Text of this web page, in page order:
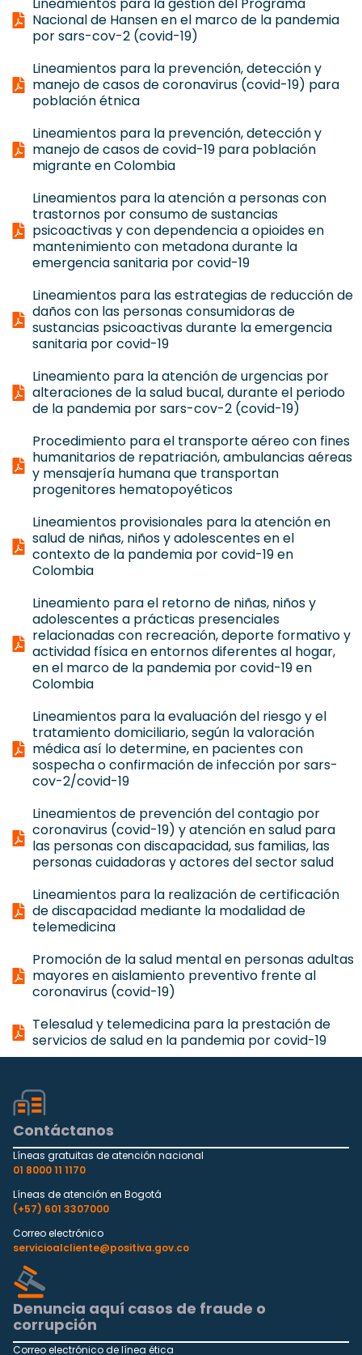
Nacional de Hansen en el marco de la pandemia
por sars-cov-2 (covid-19)
Lineamientos para la prevención, detección y
manejo de casos de coronavirus (covid-19) para
población étnica
Lineamientos para la prevención, detección y
manejo de casos de covid-19 para población
migrante en Colombia
Lineamientos para la atención a personas con
trastornos por consumo de sustancias
psicoactivas y con dependencia a opioides en
mantenimiento con metadona durante la
emergencia sanitaria por covid-19
Lineamientos para las estrategias de reducción de
daños con las personas consumidoras de
sustancias psicoactivas durante la emergencia
sanitaria por covid-19
Lineamiento para la atención de urgencias por
alteraciones de la salud bucal, durante el periodo
de la pandemia por sars-cov-2 (covid-19)
Procedimiento para el transporte aéreo con fines
humanitarios de repatriación, ambulancias aéreas
y mensajería humana que transportan
progenitores hematopoyéticos
Lineamientos provisionales para la atención en
salud de niñas, niños y adolescentes en el
contexto de la pandemia por covid-19 en
Colombia
Lineamiento para el retorno de niñas, niños y
adolescentes a prácticas presenciales
relacionadas con recreación, deporte formativo y
actividad física en entornos diferentes al hogar,
en el marco de la pandemia por covid-19 en
Colombia
Lineamientos para la evaluación del riesgo y el
tratamiento domiciliario, según la valoración
médica así lo determine, en pacientes con
sospecha o confirmación de infección por sars-
cov-2/covid-19
Lineamientos de prevención del contagio por
coronavirus (covid-19) y atención en salud para
las personas con discapacidad, sus familias, las
personas cuidadoras y actores del sector salud
Lineamientos para la realización de certificación
de discapacidad mediante la modalidad de
telemedicina
Promoción de la salud mental en personas adultas
mayores en aislamiento preventivo frente al
coronavirus (covid-19)
Telesalud y telemedicina para la prestación de
servicios de salud en la pandemia por covid-19
Contáctanos
Líneas gratuitas de atención nacional
01 8000 11 1170
Líneas de atención en Bogotá
(+57) 601 3307000
Correo electrónico
servicioalcliente@positiva.gov.co
Denuncia aquí casos de fraude o
corrupción
Correo electrónico de línea ética